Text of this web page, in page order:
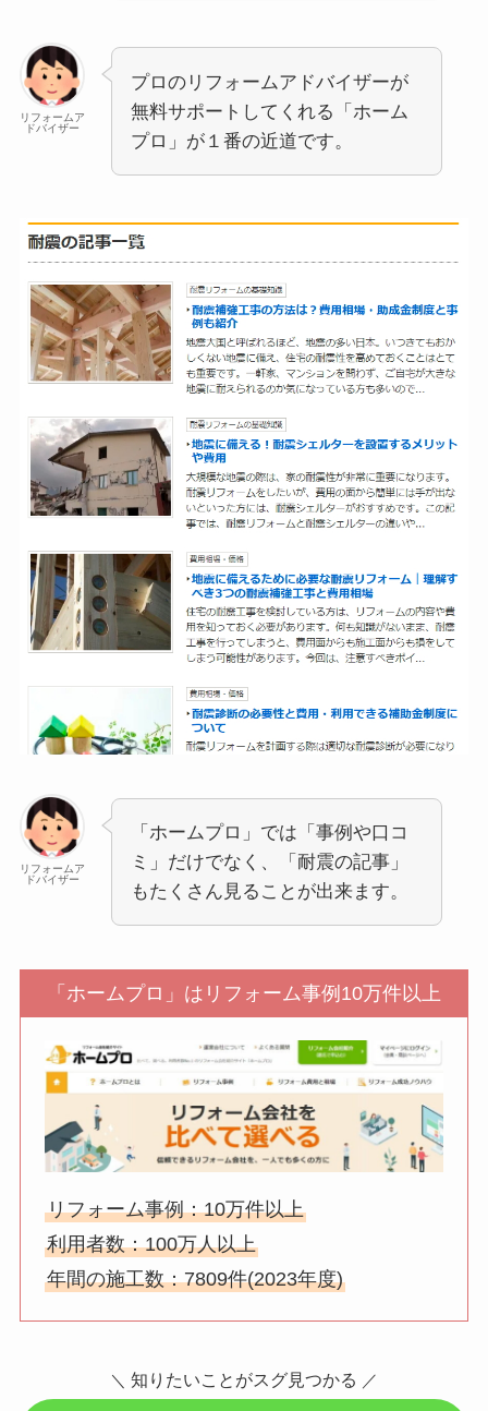
リフォームア
ドバイザー
プロのリフォームアドバイザーが
無料サポートしてくれる「ホーム
プロ」が１番の近道です。
リフォームア
ドバイザー
「ホームプロ」では「事例や口コ
ミ」だけでなく、「耐震の記事」
もたくさん見ることが出来ます。
「ホームプロ」はリフォーム事例10万件以上
リフォーム事例：10万件以上
利用者数：100万人以上
年間の施工数：7809件(2023年度)
＼ 知りたいことがスグ見つかる ／